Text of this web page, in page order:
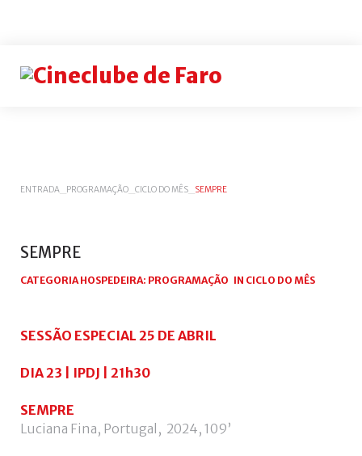
ENTRADA PROGRAMAÇÃO CICLO DO MÊS SEMPRE
SEMPRE
CATEGORIA HOSPEDEIRA: PROGRAMAÇÃO IN CICLO DO MÊS
SESSÃO ESPECIAL 25 DE ABRIL
DIA 23 | IPDJ | 21h30
SEMPRE
Luciana Fina, Portugal, 2024, 109’
Esqueceu-